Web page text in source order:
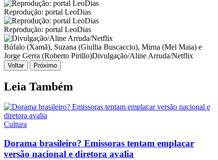
Reprodução: portal LeoDias
Reprodução: portal LeoDias
Búfalo (Xamã), Suzana (Giullia Buscaccio), Mirna (Mel Maia) e
Jorge Gerra (Roberto Pirillo)Divulgação/Aline Arruda/Netflix
Voltar Próximo
Leia Também
Cultura
Dorama brasileiro? Emissoras tentam emplacar
versão nacional e diretora avalia